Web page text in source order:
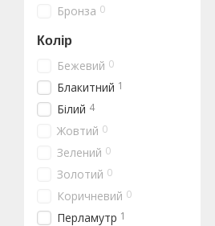
Бронза 0
Колір
Бежевий 0
Блакитний 1
Білий 4
Жовтий 0
Зелений 0
Золотий 0
Коричневий 0
Перламутр 1